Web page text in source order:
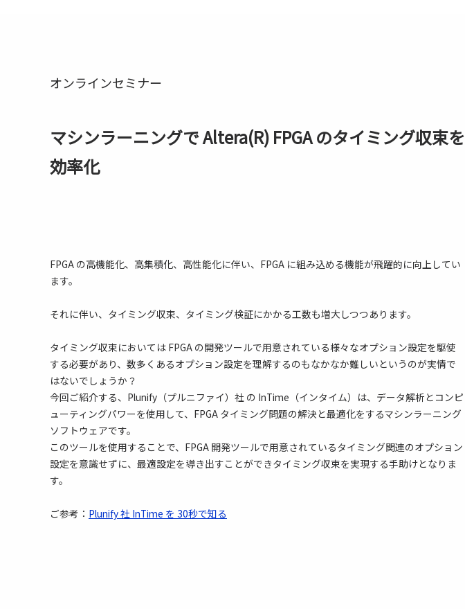
オンラインセミナー
マシンラーニングで Altera(R) FPGA のタイミング収束を
効率化
FPGA の高機能化、高集積化、高性能化に伴い、FPGA に組み込める機能が飛躍的に向上してい
ます。
それに伴い、タイミング収束、タイミング検証にかかる工数も増大しつつあります。
タイミング収束においては FPGA の開発ツールで用意されている様々なオプション設定を駆使
する必要があり、数多くあるオプション設定を理解するのもなかなか難しいというのが実情で
はないでしょうか？
今回ご紹介する、Plunify（プルニファイ）社 の InTime（インタイム）は、データ解析とコンピ
ューティングパワーを使用して、FPGA タイミング問題の解決と最適化をするマシンラーニング
ソフトウェアです。
このツールを使用することで、FPGA 開発ツールで用意されているタイミング関連のオプション
設定を意識せずに、最適設定を導き出すことができタイミング収束を実現する手助けとなりま
す。
ご参考： Plunify 社 InTime を 30秒で知る